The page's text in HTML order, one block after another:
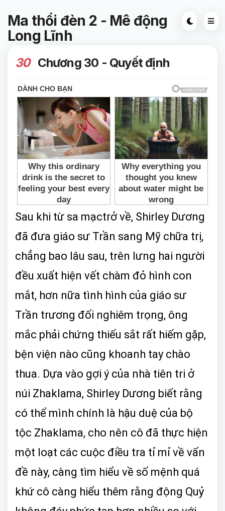
Ma thổi đèn 2 - Mê động
Long Lĩnh
30 Chương 30 - Quyết định
Sau khi từ sa mạctrở về, Shirley Dương
đã đưa giáo sư Trần sang Mỹ chữa trị,
chẳng bao lâu sau, trên lưng hai người
đều xuất hiện vết chàm đỏ hình con
mắt, hơn nữa tình hình của giáo sư
Trần trương đối nghiêm trọng, ông
mắc phải chứng thiếu sắt rất hiếm gặp,
bện viện nào cũng khoanh tay chào
thua. Dựa vào gợi ý của nhà tiên tri ở
núi Zhaklama, Shirley Dương biết rằng
có thể mình chính là hậu duệ của bộ
tộc Zhaklama, cho nên cô đã thực hiện
một loạt các cuộc điều tra tỉ mỉ về vấn
đề này, càng tìm hiểu về số mệnh quá
khứ cô càng hiểu thêm rằng động Quỷ